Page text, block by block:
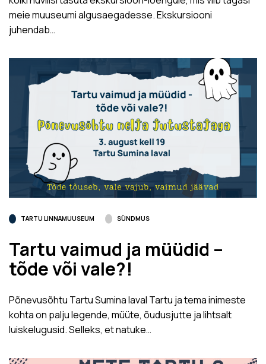
meie muuseumi algusaegadesse. Ekskursiooni
juhendab…
TARTU LINNAMUUSEUM SÜNDMUS
Tartu vaimud ja müüdid –
tõde või vale?!
Põnevusõhtu Tartu Sumina laval Tartu ja tema inimeste
kohta on palju legende, müüte, õudusjutte ja lihtsalt
luiskelugusid. Selleks, et natuke…